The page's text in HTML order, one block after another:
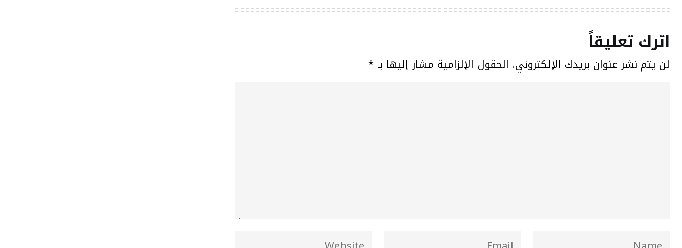
اترك تعليقاً
لن يتم نشر عنوان بريدك الإلكتروني. الحقول الإلزامية مشار إليها بـ *